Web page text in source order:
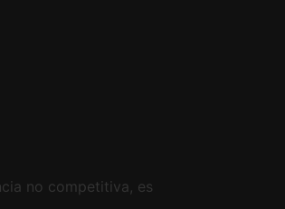
no competitiva, es